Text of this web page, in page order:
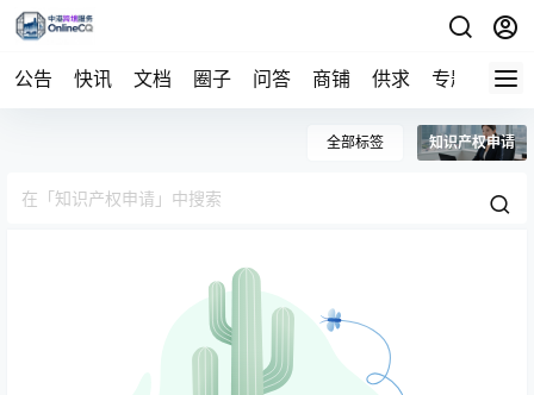
公告 快讯 文档 圈子 问答 商铺 供求 专题 导航
全部标签 知识产权申请